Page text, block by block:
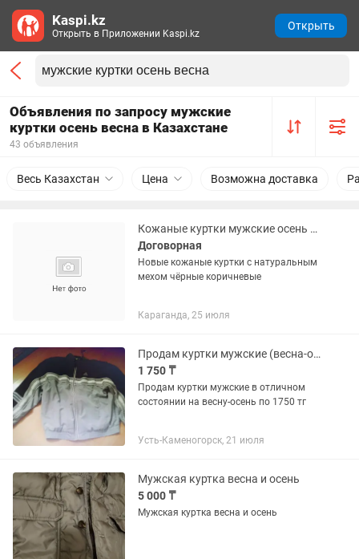
Объявления по запросу мужские
куртки осень весна в Казахстане
43 объявления
Весь Казахстан Цена Возможна доставка
Кожаные куртки мужские осень весна
Договорная
Новые кожаные куртки с натуральным
мехом чёрные коричневые
Караганда, 25 июля
Продам куртки мужские (весна-осень)
1 750 ₸
Продам куртки мужские в отличном
состоянии на весну-осень по 1750 тг
Усть-Каменогорск, 21 июля
Мужская куртка весна и осень
5 000 ₸
Мужская куртка весна и осень
Kaspi.kz
Открыть в Приложении Kaspi.kz
Открыть